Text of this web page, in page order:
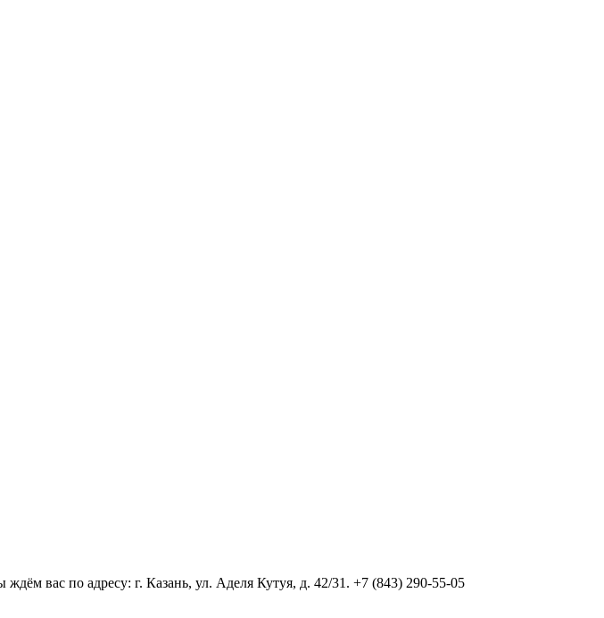
вас по адресу: г. Казань, ул. Аделя Кутуя, д. 42/31. +7 (843) 290-55-05